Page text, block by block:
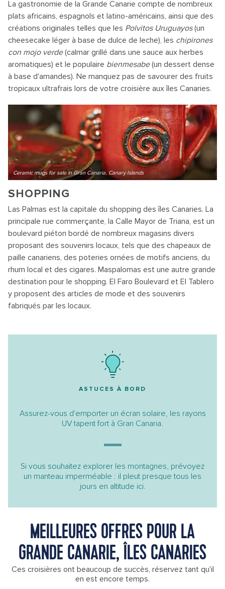
La gastronomie de la Grande Canarie compte de nombreux
plats africains, espagnols et latino-américains, ainsi que des
créations originales telles que les Polvitos Uruguayos(un
cheesecake léger à base de dulce de leche), les chipirones
con mojo verde(calmar grillé dans une sauce aux herbes
aromatiques) et le populaire bienmesabe(un dessert dense
à base d'amandes). Ne manquez pas de savourer des fruits
tropicaux ultrafrais lors de votre croisière aux îles Canaries.
Ceramic mugs for sale in Gran Canaria, Canary Islands
SHOPPING
Las Palmas est la capitale du shopping des îles Canaries. La
principale rue commerçante, la Calle Mayor de Triana, est un
boulevard piéton bordé de nombreux magasins divers
proposant des souvenirs locaux, tels que des chapeaux de
paille canariens, des poteries ornées de motifs anciens, du
rhum local et des cigares. Maspalomas est une autre grande
destination pour le shopping. El Faro Boulevard et El Tablero
y proposent des articles de mode et des souvenirs
fabriqués par les locaux.
ASTUCES À BORD
Assurez-vous d'emporter un écran solaire, les rayons
UV tapent fort à Gran Canaria.
Si vous souhaitez explorer les montagnes, prévoyez
un manteau imperméable : il pleut presque tous les
jours en altitude ici.
MEILLEURES OFFRES POUR LA
GRANDE CANARIE, ÎLES CANARIES
Ces croisières ont beaucoup de succès, réservez tant qu'il
en est encore temps.